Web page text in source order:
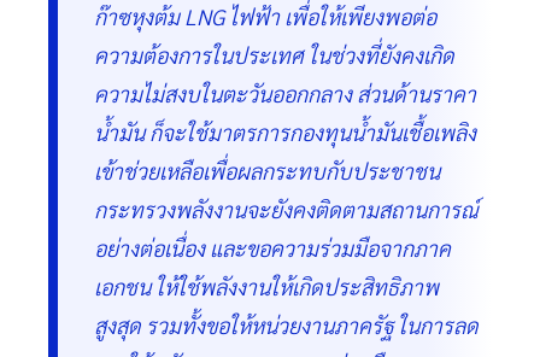
ก๊าซหุงต้ม LNG ไฟฟ้า เพื่อให้เพียงพอต่อ
ความต้องการในประเทศ ในช่วงที่ยังคงเกิด
ความไม่สงบในตะวันออกกลาง ส่วนด้านราคา
น้ำมัน ก็จะใช้มาตรการกองทุนน้ำมันเชื้อเพลิง
เข้าช่วยเหลือเพื่อผลกระทบกับประชาชน
กระทรวงพลังงานจะยังคงติดตามสถานการณ์
อย่างต่อเนื่อง และขอความร่วมมือจากภาค
เอกชน ให้ใช้พลังงานให้เกิดประสิทธิภาพ
สูงสุด รวมทั้งขอให้หน่วยงานภาครัฐ ในการลด